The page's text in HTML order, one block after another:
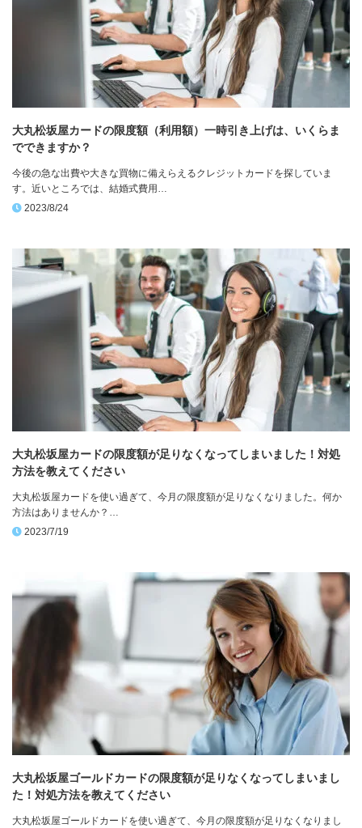
大丸松坂屋カードの限度額（利用額）一時引き上げは、いくらま
でできますか？
今後の急な出費や大きな買物に備えらえるクレジットカードを探していま
す。近いところでは、結婚式費用…
2023/8/24
大丸松坂屋カードの限度額が足りなくなってしまいました！対処
方法を教えてください
大丸松坂屋カードを使い過ぎて、今月の限度額が足りなくなりました。何か
方法はありませんか？…
2023/7/19
大丸松坂屋ゴールドカードの限度額が足りなくなってしまいまし
た！対処方法を教えてください
大丸松坂屋ゴールドカードを使い過ぎて、今月の限度額が足りなくなりまし